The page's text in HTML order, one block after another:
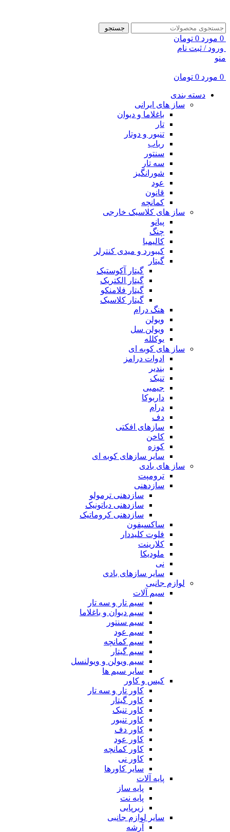
جستجو
0 مورد 0 تومان
ورود / ثبت نام
منو
0 مورد 0 تومان
دسته بندی
ساز های ایرانی
باغلاما و دیوان
تار
تنبور و دوتار
رباب
سنتور
سه تار
شورانگیز
عود
قانون
کمانچه
ساز های کلاسیک خارجی
پیانو
چنگ
کالیمبا
کیبورد و میدی کنترلر
گیتار
گیتار آکوستیک
گیتار الکتریک
گیتار فلامنکو
گیتار کلاسیک
هنگ درام
ویولن
ویولن سل
یوکلله
ساز های کوبه ای
ادوات درامز
بندیر
تنبک
جیمبی
داربوکا
درام
دف
سازهای افکتی
کاخن
کوزه
سایر سازهای کوبه ای
ساز های بادی
ترومپت
سازدهنی
سازدهنی ترمولو
سازدهنی دیاتونیک
سازدهنی کروماتیک
ساکسیفون
فلوت کلیددار
کلارینت
ملودیکا
نی
سایر سازهای بادی
لوازم جانبی
سیم آلات
سیم تار و سه تار
سیم دیوان و باغلاما
سیم سنتور
سیم عود
سیم کمانچه
سیم گیتار
سیم ویولن و ویولنسل
سایر سیم ها
کیس و کاور
کاور تار و سه تار
کاور گیتار
کاور تنبک
کاور تنبور
کاور دف
کاور عود
کاور کمانچه
کاور نی
سایر کاورها
پایه آلات
پایه ساز
پایه نت
زیرپایی
سایر لوازم جانبی
آرشه